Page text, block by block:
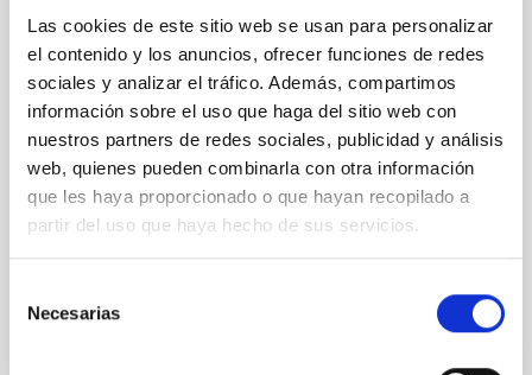
Las cookies de este sitio web se usan para personalizar
el contenido y los anuncios, ofrecer funciones de redes
sociales y analizar el tráfico. Además, compartimos
información sobre el uso que haga del sitio web con
nuestros partners de redes sociales, publicidad y análisis
web, quienes pueden combinarla con otra información
que les haya proporcionado o que hayan recopilado a
partir del uso que haya hecho de sus servicios.
Necesarias
Nos complace anunciar la conferencia internacional
SUBSTELLAR ASTROPHYSICS 2026, que se
ciudad de Tordesillas, en Castilla, España. Esta
Hotel El Montico (Urb. el Montico, 148, 47100
Tordesillas, Valladolid).
España
Fecha
10/08/2026-14/08/2026
Próximas